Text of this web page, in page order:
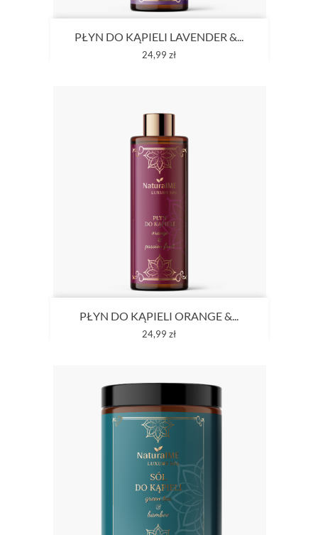
PŁYN DO KĄPIELI LAVENDER &...
Cena
24,99 zł
PŁYN DO KĄPIELI ORANGE &...
Cena
24,99 zł